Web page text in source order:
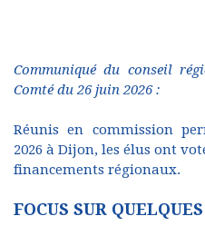
Communiqué du conseil
Comté du 26 juin 2026 :
Réunis en commission
2026 à Dijon, les élus ont
financements régionaux.
FOCUS SUR